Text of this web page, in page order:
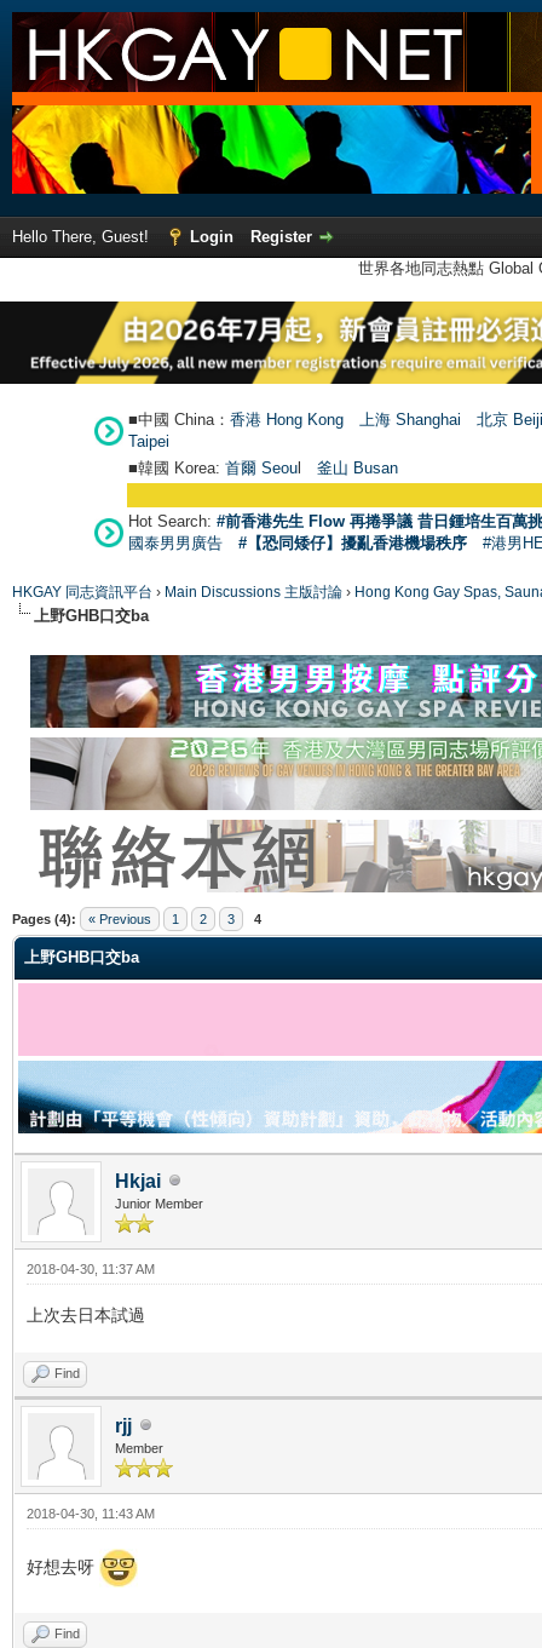
Hello There, Guest! Login
Register
世界各地同志熱點
■中國 China： 香港 Hong Kong 上海 Shanghai
北京
Taipei
■韓國 Korea: 首爾 Seoul 釜山 Busan
Hot Search: #前香港先生 Flow 再捲爭議 昔日鍾培生百萬
國泰男男廣告
#【恐同矮仔】擾亂香港機場秩序 #港男
HKGAY 同志資訊平台 › Main Discussions 主版討論 › Hong Kong Gay Spas,
上野GHB口交ba
Pages (4): « Previous 1 2 3 4
上野GHB口交ba
Hkjai
Junior Member
2018-04-30, 11:37 AM
上次去日本試過
Find
rjj
Member
2018-04-30, 11:43 AM
好想去呀
Find